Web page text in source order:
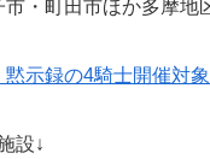
市・町田市ほか多摩地
黙示録の4騎士開催対
設↓